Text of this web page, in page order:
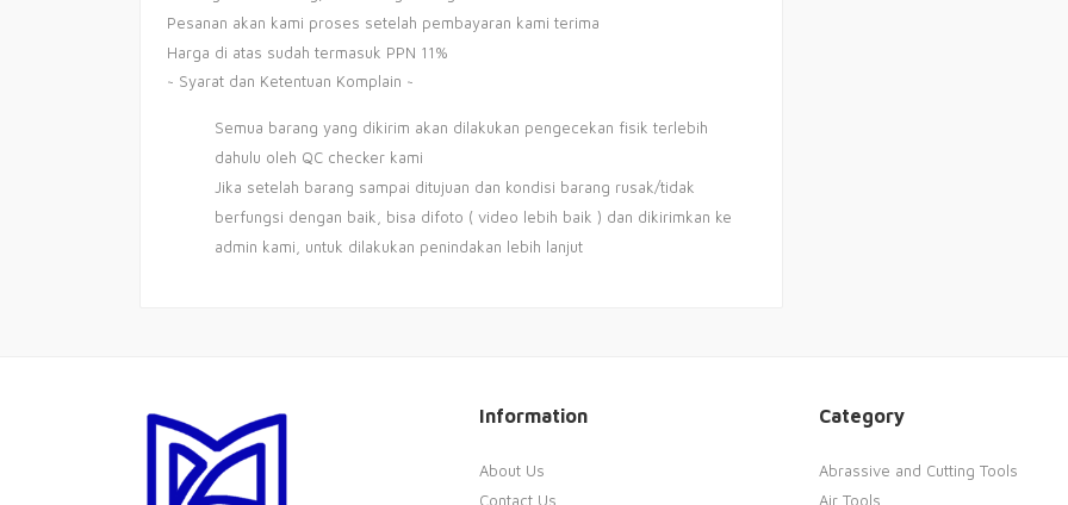
Pesanan akan kami proses setelah pembayaran kami terima
Harga di atas sudah termasuk PPN 11%
~ Syarat dan Ketentuan Komplain ~
Semua barang yang dikirim akan dilakukan pengecekan fisik terlebih
dahulu oleh QC checker kami
Jika setelah barang sampai ditujuan dan kondisi barang rusak/tidak
berfungsi dengan baik, bisa difoto ( video lebih baik ) dan dikirimkan ke
admin kami, untuk dilakukan penindakan lebih lanjut
Information
About Us
Contact Us
Category
Abrassive and Cutting Tools
Air Tools